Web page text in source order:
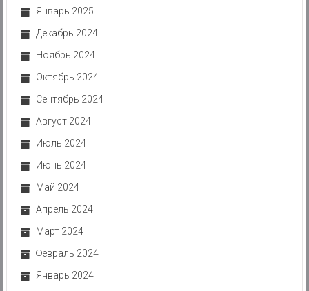
Январь 2025
Декабрь 2024
Ноябрь 2024
Октябрь 2024
Сентябрь 2024
Август 2024
Июль 2024
Июнь 2024
Май 2024
Апрель 2024
Март 2024
Февраль 2024
Январь 2024